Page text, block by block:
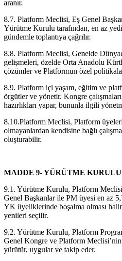
aranır.
8.7. Platform Meclisi, Eş Genel
Yürütme Kurulu tarafından, en az
gündemle toplantıya çağrılır.
8.8. Platform Meclisi, Genelde
gelişmeleri, özelde Orta Anadolu
çözümler ve Platformun özel
8.9. Platform içi yaşam, eğitim ve
örgütler ve yönetir. Kongre
hazırlıkları yapar, bununla ilgili
8.10.Platform Meclisi, Platform
olmayanlardan kendisine bağlı
oluşturabilir.
MADDE 9- YÜRÜTME KURULU
9.1. Yürütme Kurulu, Platform
Genel Başkanlar ile PM üyesi en az
YK üyeliklerinde boşalma olması
yenileri seçilir.
9.2. Yürütme Kurulu, Platform
Genel Kongre ve Platform
yürütür, uygular ve takip eder.